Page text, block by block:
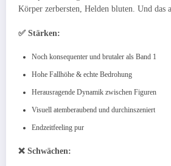
Körper zerbersten, Helden bluten. Und das
✅ Stärken:
Noch konsequenter und brutaler als Band 1
Hohe Fallhöhe & echte Bedrohung
Herausragende Dynamik zwischen Figuren
Visuell atemberaubend und durchinszeniert
Endzeitfeeling pur
❌ Schwächen: